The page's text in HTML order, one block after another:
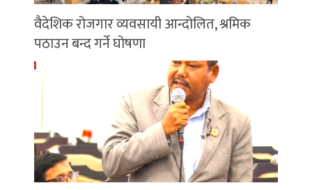
वैदेशिक रोजगार व्यवसायी आन्दोलित, श्रमिक
पठाउन बन्द गर्ने घोषणा